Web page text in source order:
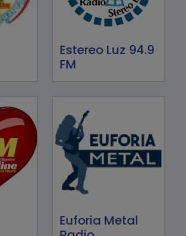
Estereo Luz 94.9
FM
Euforia Metal